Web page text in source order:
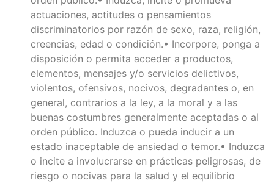
actuaciones, actitudes o pensamientos
discriminatorios por razón de sexo, raza, religión,
creencias, edad o condición.• Incorpore, ponga a
disposición o permita acceder a productos,
elementos, mensajes y/o servicios delictivos,
violentos, ofensivos, nocivos, degradantes o, en
general, contrarios a la ley, a la moral y a las
buenas costumbres generalmente aceptadas o al
orden público. Induzca o pueda inducir a un
estado inaceptable de ansiedad o temor.• Induzca
o incite a involucrarse en prácticas peligrosas, de
riesgo o nocivas para la salud y el equilibrio